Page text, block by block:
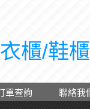
櫃/鞋
單查詢 聯絡我